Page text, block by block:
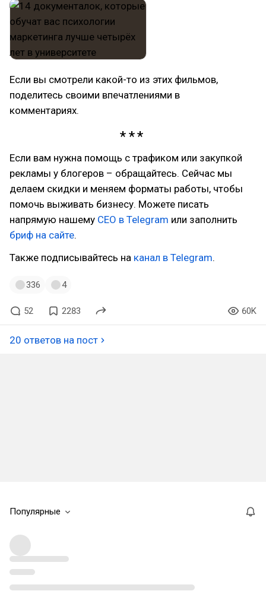
Если вы смотрели какой-то из этих фильмов,
поделитесь своими впечатлениями в
комментариях.
Если вам нужна помощь с трафиком или закупкой
рекламы у блогеров – обращайтесь. Сейчас мы
делаем скидки и меняем форматы работы, чтобы
помочь выживать бизнесу. Можете писать
напрямую нашему СЕО в Telegram или заполнить
бриф на сайте.
Также подписывайтесь на канал в Telegram.
336 4
52 2283 60K
20 ответов на пост
Популярные